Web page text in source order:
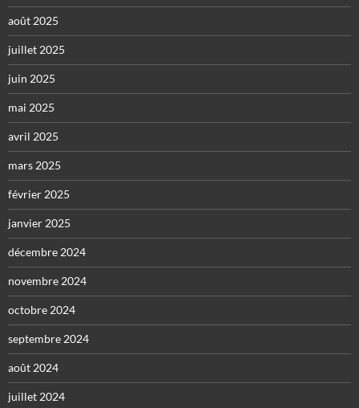
août 2025
juillet 2025
juin 2025
mai 2025
avril 2025
mars 2025
février 2025
janvier 2025
décembre 2024
novembre 2024
octobre 2024
septembre 2024
août 2024
juillet 2024